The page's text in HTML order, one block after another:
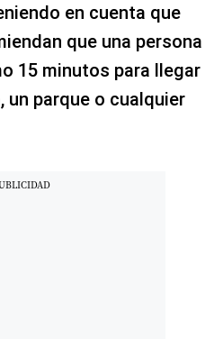
en cuenta que
que una persona
15 minutos para llegar
un parque o cualquier